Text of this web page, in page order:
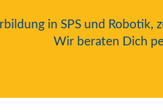
in SPS und Robotik,
Wir beraten Dich